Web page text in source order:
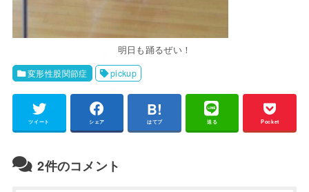
明日も踊るぜい！
変形性股関節症 pickup
ツイート シェア はてブ 送る Pocket
2件のコメント